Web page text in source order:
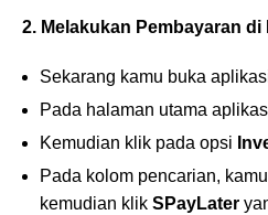
2. Melakukan Pembayaran
Sekarang kamu buka
Pada halaman utama
Kemudian klik pada opsi
Pada kolom pencarian,
kemudian klik SPayLater